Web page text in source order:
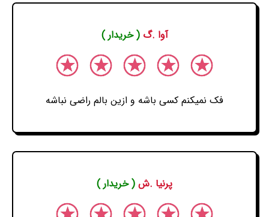
آوا .گ( خریدار )
فک نمیکنم کسی باشه و ازین بالم راضی نباشه
پرنیا .ش ( خریدار )